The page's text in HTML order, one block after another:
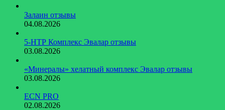
Залаин отзывы
04.08.2026
5-НТР Комплекс Эвалар отзывы
03.08.2026
«Минералы» хелатный комплекс Эвалар отзывы
03.08.2026
ECN PRO
02.08.2026